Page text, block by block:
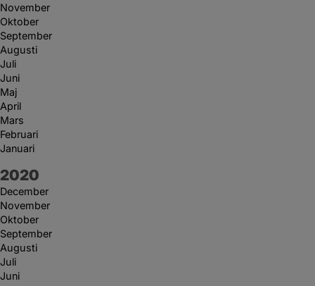
November
Oktober
September
Augusti
Juli
Juni
Maj
April
Mars
Februari
Januari
År:
2020
December
November
Oktober
September
Augusti
Juli
Juni